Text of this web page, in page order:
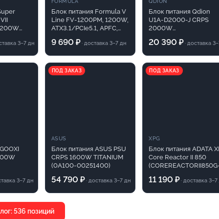
3–7 дн
Блок питания Formula V
Line FV-1200PM, 1200W,
ATX3.1/PCIe5.1, APFC,
Full Modular
9 690 ₽· доставка 3–7 дн
Блок питания Qdion
U1A-D2000-J CRPS
2000W
94+ (ASPower) OEM
20 390 ₽· доставка
DC
3–7 дн
ПОД ЗАКАЗ
ASUS
Блок питания ASUS PSU
CRPS 1600W TITANIUM
(0A100-00251400)
54 790 ₽· доставка 3–7 дн
ПОД ЗАКАЗ
XPG
Блок питания ADATA
Core Reactor II 850
Gold, 120мм,
11 190 ₽· доставка
536 позиций